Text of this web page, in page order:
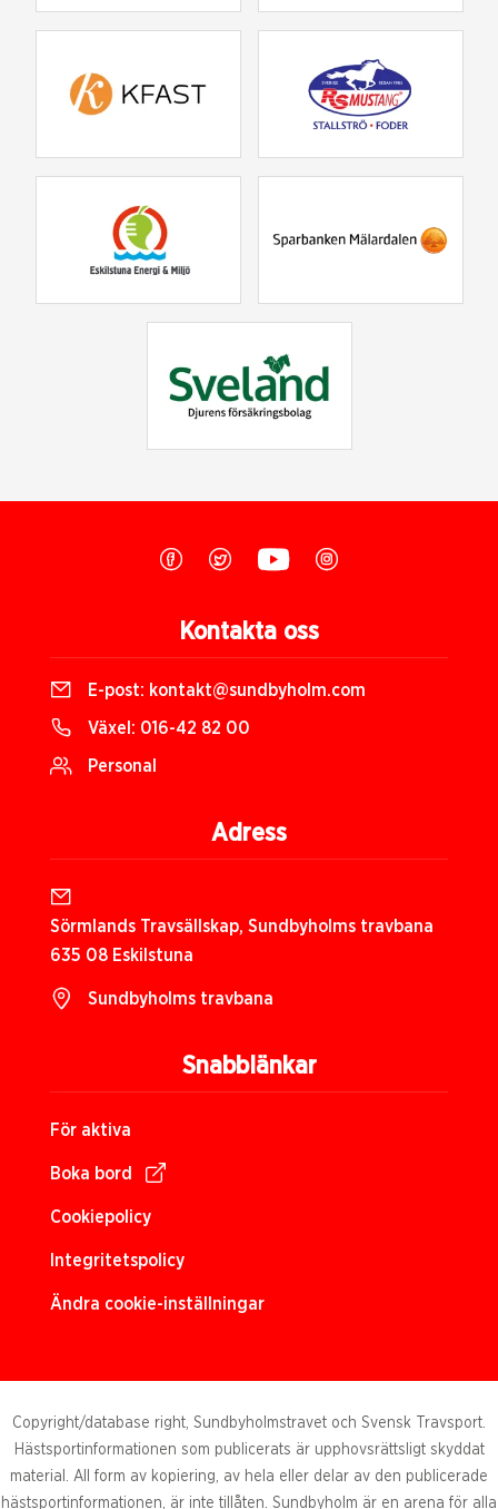
Snabblänkar
För aktiva
Boka bord
Cookiepolicy
Integritetspolicy
Ändra cookie-inställningar
Kontakta oss
E-post: kontakt@sundbyholm.com
Växel: 016-42 82 00
Personal
Adress
Sörmlands Travsällskap, Sundbyholms travbana
635 08 Eskilstuna
Sundbyholms travbana
Copyright/database right, Sundbyholmstravet och Svensk Travsport.
Hästsportinformationen som publicerats är upphovsrättsligt skyddat
material. All form av kopiering, av hela eller delar av den publicerade
hästsportinformationen, är inte tillåten. Sundbyholm är en arena för alla